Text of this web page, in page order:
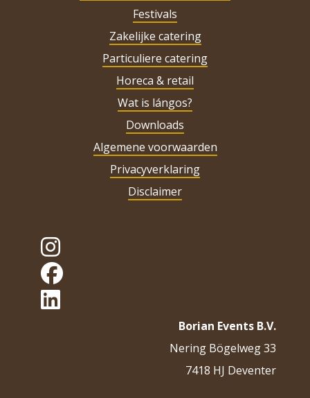
Festivals
Zakelijke catering
Particuliere catering
Horeca & retail
Wat is lángos?
Downloads
Algemene voorwaarden
Privacyverklaring
Disclaimer
Borian Events B.V.
Nering Bögelweg 33
7418 HJ Deventer